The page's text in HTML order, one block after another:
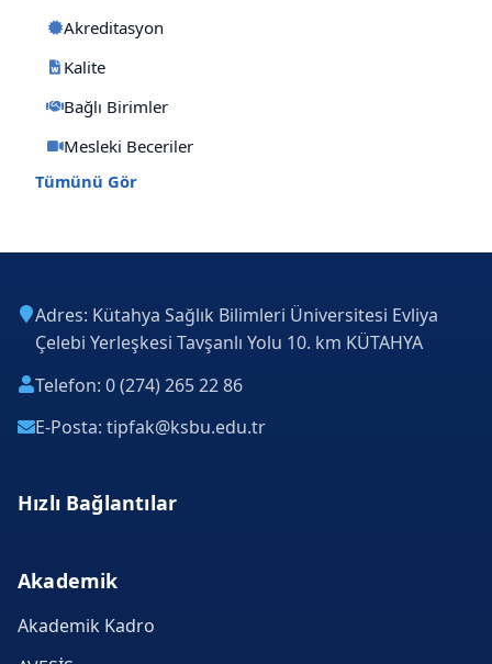
Akreditasyon
Kalite
Bağlı Birimler
Mesleki Beceriler
Tümünü Gör
Adres: Kütahya Sağlık Bilimleri Üniversitesi Evliya
Çelebi Yerleşkesi Tavşanlı Yolu 10. km KÜTAHYA
Telefon: 0 (274) 265 22 86
E-Posta: tipfak@ksbu.edu.tr
Hızlı Bağlantılar
Akademik
Akademik Kadro